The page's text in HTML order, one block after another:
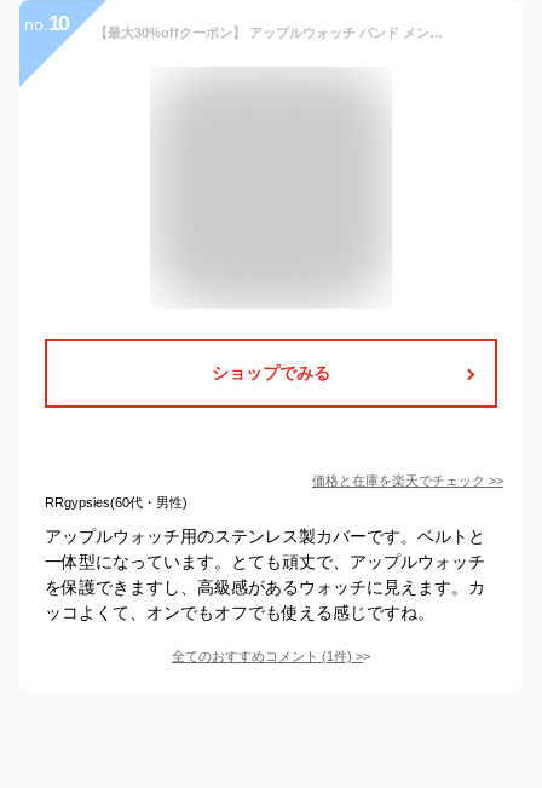
no. 10 【最大30%offクーポン】 アップルウォッチ バンド メンズ 一体型 メタルバンド Apple Watch カバー ステンレス 一体型 高級ベルト applewatchバンド ギフト おしゃれ メタル ラバー バンド Series8 Series7 SE SE2 Series6 Series5 Series4 44mm 45mm 40mm 41mm 20代 30代
ショップでみる
価格と在庫を楽天でチェック >>
RRgypsies(60代・男性)
アップルウォッチ用のステンレス製カバーです。ベルトと
一体型になっています。とても頑丈で、アップルウォッチ
を保護できますし、高級感があるウォッチに見えます。カ
ッコよくて、オンでもオフでも使える感じですね。
全てのおすすめコメント (1件) >